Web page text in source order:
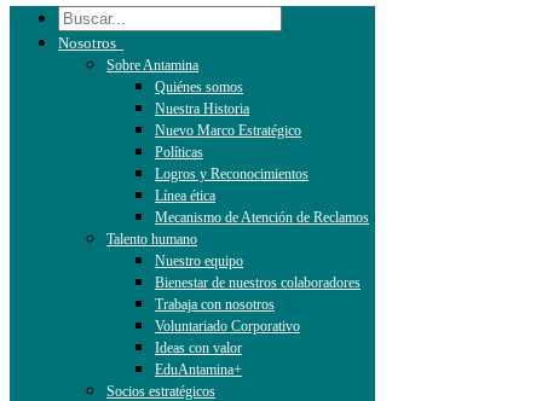
Nosotros
Sobre Antamina
Quiénes somos
Nuestra Historia
Nuevo Marco Estratégico
Políticas
Logros y Reconocimientos
Línea ética
Mecanismo de Atención de Reclamos
Talento humano
Nuestro equipo
Bienestar de nuestros colaboradores
Trabaja con nosotros
Voluntariado Corporativo
Ideas con valor
EduAntamina+
Socios estratégicos